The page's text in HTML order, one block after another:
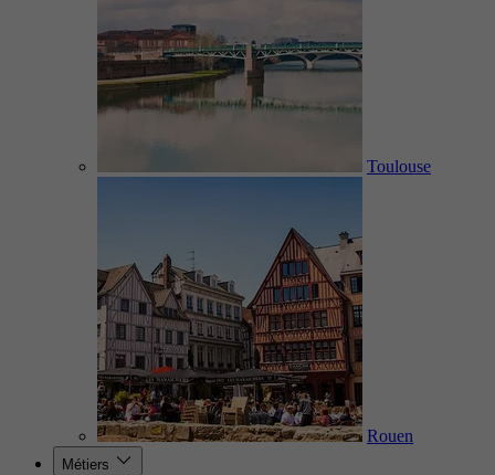
Toulouse
Rouen
Métiers